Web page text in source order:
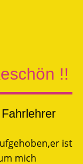
!!
ist
mich